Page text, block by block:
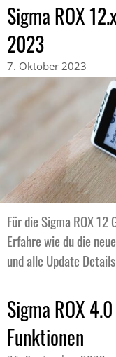
Sigma ROX
2023
7. Oktober 2023
Für die Sigma ROX
Erfahre wie du die
und alle Update
Sigma ROX
Funktionen